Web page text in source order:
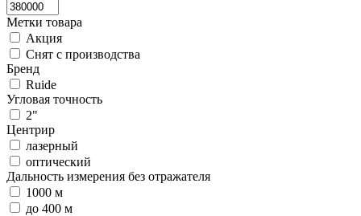
Метки товара
Акция
Снят с производства
Бренд
Ruide
Угловая точность
2"
Центрир
лазерный
оптический
Дальность измерения без отражателя
1000 м
до 400 м